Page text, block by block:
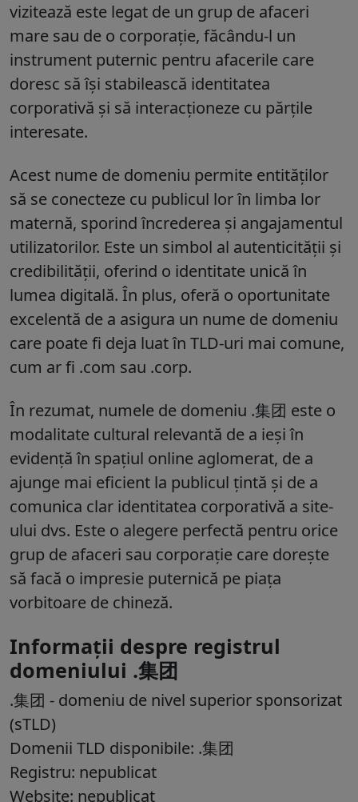
vizitează este legat de un grup de afaceri
mare sau de o corporație, făcându-l un
instrument puternic pentru afacerile care
doresc să își stabilească identitatea
corporativă și să interacționeze cu părțile
interesate.
Acest nume de domeniu permite entităților
să se conecteze cu publicul lor în limba lor
maternă, sporind încrederea și angajamentul
utilizatorilor. Este un simbol al autenticității și
credibilității, oferind o identitate unică în
lumea digitală. În plus, oferă o oportunitate
excelentă de a asigura un nume de domeniu
care poate fi deja luat în TLD-uri mai comune,
cum ar fi .com sau .corp.
În rezumat, numele de domeniu .集团 este o
modalitate cultural relevantă de a ieși în
evidență în spațiul online aglomerat, de a
ajunge mai eficient la publicul țintă și de a
comunica clar identitatea corporativă a site-
ului dvs. Este o alegere perfectă pentru orice
grup de afaceri sau corporație care dorește
să facă o impresie puternică pe piața
vorbitoare de chineză.
Informații despre registrul
domeniului .集团
.集团 - domeniu de nivel superior sponsorizat
(sTLD)
Domenii TLD disponibile: .集团
Registru: nepublicat
Website: nepublicat